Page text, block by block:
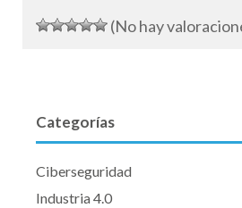
(No hay
Categorías
Ciberseguridad
Industria 4.0